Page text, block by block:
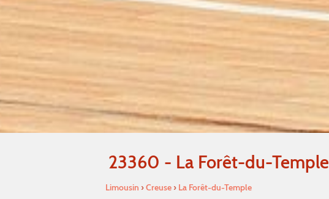
23360 - La Forêt-du-Temple
Limousin ›Creuse› La Forêt-du-Temple